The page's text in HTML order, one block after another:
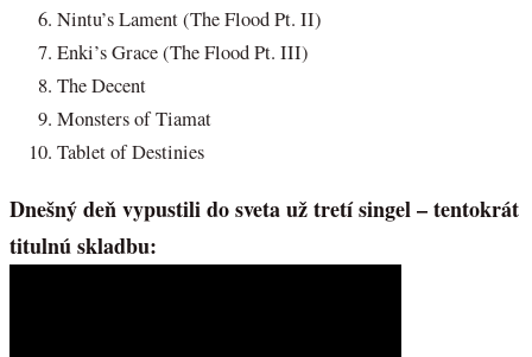
Nintu’s Lament (The Flood Pt. II)
Enki’s Grace (The Flood Pt. III)
The Decent
Monsters of Tiamat
Tablet of Destinies
Dnešný deň vypustili do sveta už tretí singel – tentokrát
titulnú skladbu: